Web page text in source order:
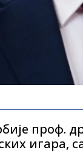
проф.
игара,